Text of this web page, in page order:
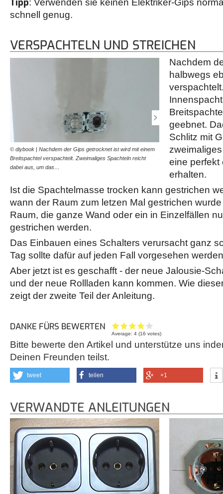
: Verwenden sie keinen Elektriker-Gips
schnell genug.
VERSPACHTELN UND STREICHEN
© diybook | Nachdem der Gips getrocknet ist wird mit einem
Breitspachtel verspachtelt. Zweimaliges Spachteln reicht
dabei aus, um das…
© diybook | Das
Abdeckungen wieder auf
eines Schalters…
Nachdem
halbwegs
geebnet.
Schlitz mit
eine perfekt
erhalten.
Ist die Spachtelmasse trocken kann gestrichen
wann der Raum zum letzen Mal gestrichen
Raum, die ganze Wand oder ein in Einzelfällen
gestrichen werden.
Das Einbauen eines Schalters verursacht ganz
Tag sollte dafür auf jeden Fall vorgesehen
Aber jetzt ist es geschafft - der neue Jalousie-
und der neue Rollladen kann kommen. Wie
zeigt der zweite Teil der Anleitung.
DANKE FÜRS BEWERTEN
Average:4 (16 votes)
Bitte bewerte den Artikel und unterstütze uns
Deinen Freunden teilst.
tweet teilen +1
VERWANDTE ANLEITUNGEN